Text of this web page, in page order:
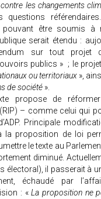
les changements
questions
être soumis à
serait étendu :
sur tout
publics » ; le
ou territoriaux »,
de société ».
propose de
(RIP) – comme celui qui
Principale
la proposition de loi
le texte au
diminué.
électoral), il passerait à
échaudé par
: «La proposition ne